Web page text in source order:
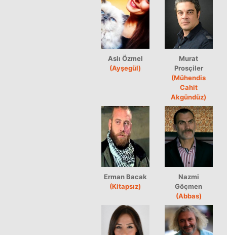
Aslı Özmel
(Ayşegül)
Murat
Prosçiler
(Mühendis
Cahit
Akgündüz)
Erman Bacak
(Kitapsız)
Nazmi
Göçmen
(Abbas)